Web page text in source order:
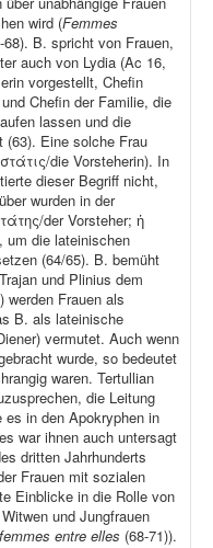
wird (Femmes
68). B. spricht von Frauen,
auch von Lydia (Ac 16,
vorgestellt, Chefin
Chefin der Familie, die
lassen und die
(63). Eine solche Frau
die Vorsteherin). In
dieser Begriff nicht,
wurden in der
der Vorsteher; ἡ
um die lateinischen
(64/65). B. bemüht
und Plinius dem
werden Frauen als
B. als lateinische
vermutet. Auch wenn
wurde, so bedeutet
waren. Tertullian
die Leitung
es in den Apokryphen in
war ihnen auch untersagt
dritten Jahrhunderts
Frauen mit sozialen
Einblicke in die Rolle von
und Jungfrauen
entre elles (68-71)).